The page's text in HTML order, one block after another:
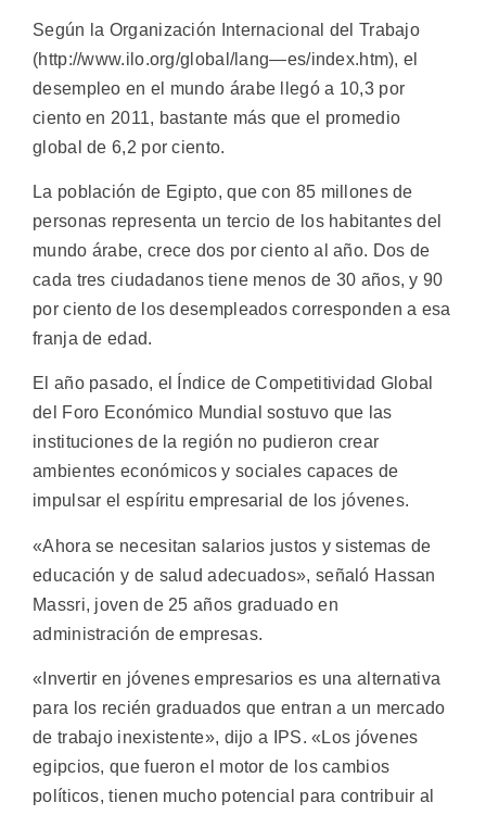
Según la Organización Internacional del Trabajo
(http://www.ilo.org/global/lang—es/index.htm), el
desempleo en el mundo árabe llegó a 10,3 por
ciento en 2011, bastante más que el promedio
global de 6,2 por ciento.
La población de Egipto, que con 85 millones de
personas representa un tercio de los habitantes del
mundo árabe, crece dos por ciento al año. Dos de
cada tres ciudadanos tiene menos de 30 años, y 90
por ciento de los desempleados corresponden a esa
franja de edad.
El año pasado, el Índice de Competitividad Global
del Foro Económico Mundial sostuvo que las
instituciones de la región no pudieron crear
ambientes económicos y sociales capaces de
impulsar el espíritu empresarial de los jóvenes.
«Ahora se necesitan salarios justos y sistemas de
educación y de salud adecuados», señaló Hassan
Massri, joven de 25 años graduado en
administración de empresas.
«Invertir en jóvenes empresarios es una alternativa
para los recién graduados que entran a un mercado
de trabajo inexistente», dijo a IPS. «Los jóvenes
egipcios, que fueron el motor de los cambios
políticos, tienen mucho potencial para contribuir al